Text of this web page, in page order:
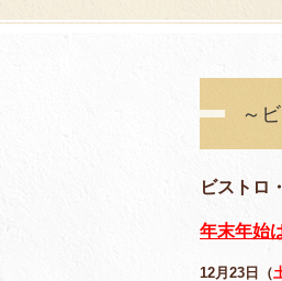
～
ビストロ
年末年始
12月23日（